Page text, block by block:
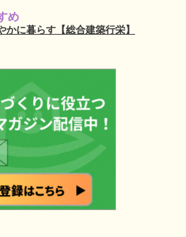
め
かに暮らす【総合建築行栄】